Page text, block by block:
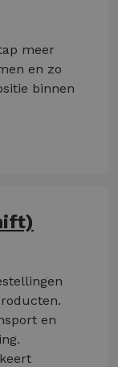
meer
en zo
binnen
en